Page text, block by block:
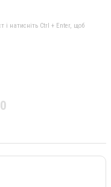
і натисніть Ctrl + Enter, щоб